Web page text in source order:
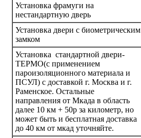
Установка фрамуги на
нестандартную дверь
Установка двери с биометрическим
замком
Установка стандартной двери-
ТЕРМО(с применением
пароизоляционного материала и
ПСУЛ) с доставкой г. Москва и г.
Раменское. Остальные
направления от Мкада в область
далее 10 км + 50р за километр, но
может быть и бесплатная доставка
до 40 км от мкад уточняйте.